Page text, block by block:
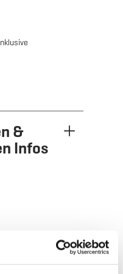
der
ausgearbeitet.
&
Infos